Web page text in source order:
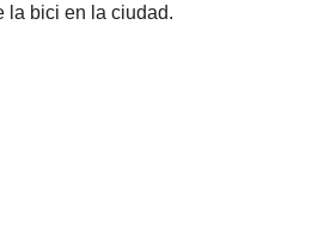
la bici en la ciudad.